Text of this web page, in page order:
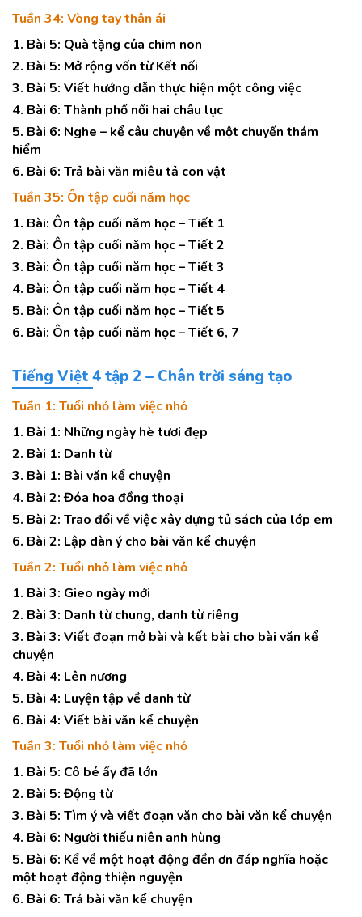
Tuần 34: Vòng tay thân ái
1. Bài 5: Quà tặng của chim non
2. Bài 5: Mở rộng vốn từ Kết nối
3. Bài 5: Viết hướng dẫn thực hiện một công việc
4. Bài 6: Thành phố nối hai châu lục
5. Bài 6: Nghe – kể câu chuyện về một chuyến thám
hiểm
6. Bài 6: Trả bài văn miêu tả con vật
Tuần 35: Ôn tập cuối năm học
1. Bài: Ôn tập cuối năm học – Tiết 1
2. Bài: Ôn tập cuối năm học – Tiết 2
3. Bài: Ôn tập cuối năm học – Tiết 3
4. Bài: Ôn tập cuối năm học – Tiết 4
5. Bài: Ôn tập cuối năm học – Tiết 5
6. Bài: Ôn tập cuối năm học – Tiết 6, 7
Tiếng Việt 4 tập 2 – Chân trời sáng tạo
Tuần 1: Tuổi nhỏ làm việc nhỏ
1. Bài 1: Những ngày hè tươi đẹp
2. Bài 1: Danh từ
3. Bài 1: Bài văn kể chuyện
4. Bài 2: Đóa hoa đồng thoại
5. Bài 2: Trao đổi về việc xây dựng tủ sách của lớp em
6. Bài 2: Lập dàn ý cho bài văn kể chuyện
Tuần 2: Tuổi nhỏ làm việc nhỏ
1. Bài 3: Gieo ngày mới
2. Bài 3: Danh từ chung, danh từ riêng
3. Bài 3: Viết đoạn mở bài và kết bài cho bài văn kể
chuyện
4. Bài 4: Lên nương
5. Bài 4: Luyện tập về danh từ
6. Bài 4: Viết bài văn kể chuyện
Tuần 3: Tuổi nhỏ làm việc nhỏ
1. Bài 5: Cô bé ấy đã lớn
2. Bài 5: Động từ
3. Bài 5: Tìm ý và viết đoạn văn cho bài văn kể chuyện
4. Bài 6: Người thiếu niên anh hùng
5. Bài 6: Kể về một hoạt động đền ơn đáp nghĩa hoặc
một hoạt động thiện nguyện
6. Bài 6: Trả bài văn kể chuyện